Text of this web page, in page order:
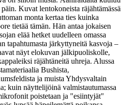
Kuvat lentokoneista räjähtämässä
monta kertaa ties kuinka
tietää tämän. Hän antaa jokaisen
elää hetket uudelleen omassa
tapahtumasta järkyttyneitä kasvoja –
näyt elokuvan jälkipuoliskolle,
räjähtäneitä uhreja. Alussa
Bushista,
ja muista Yhdysvaltain
kuin näyttelijöinä valmistautumassa
poistetaan ja "esiintyjät"